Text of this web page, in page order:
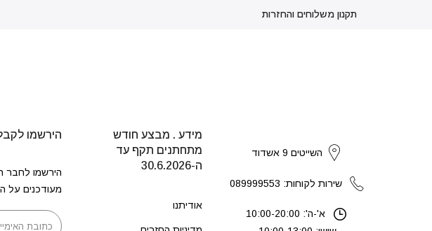
תקנון משלוחים והחזרות
השייטים 9 אשדוד
שירות לקוחות: 089999553
א'-ה': 10:00-20:00
מידע . מבצע חודש
מתחתנים תקף עד
ה-30.6.2026
אודיתנו
הירשמו
הירשמו לחבר
מעודכנים על